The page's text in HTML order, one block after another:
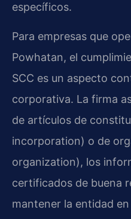
específicos.
Para empresas que
Powhatan, el
SCC es un aspecto
corporativa. La firma
de artículos de
incorporation) o de
organization), los
certificados de buena
mantener la entidad